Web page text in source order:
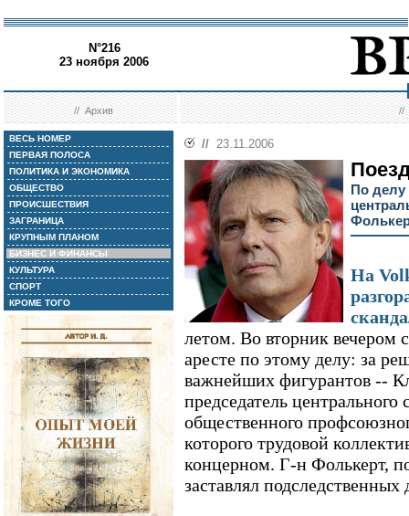
N°216
23 ноября 2006
//Архив //
ВЕСЬ НОМЕР
ПЕРВАЯ ПОЛОСА
ПОЛИТИКА И ЭКОНОМИКА
ОБЩЕСТВО
ПРОИСШЕСТВИЯ
ЗАГРАНИЦА
КРУПНЫМ ПЛАНОМ
БИЗНЕС И ФИНАНСЫ
КУЛЬТУРА
СПОРТ
КРОМЕ ТОГО
// 23.11.2006
По делу
На
летом. Во вторник вечером
аресте по этому делу: за
важнейших фигурантов --
председатель центрального
общественного
которого трудовой
концерном. Г-н Фолькерт,
заставлял